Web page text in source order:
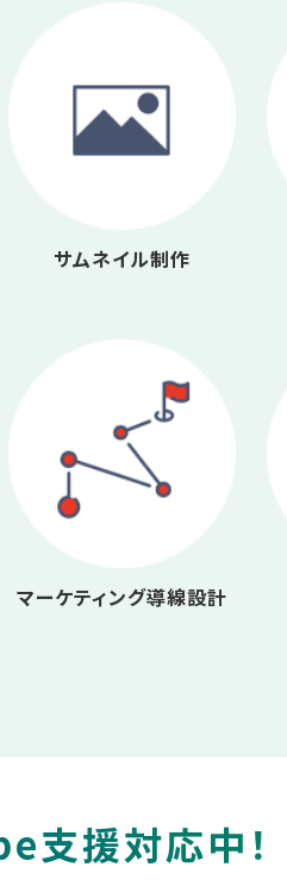
サムネイル制作
マーケティング導線設計
支援対応中！